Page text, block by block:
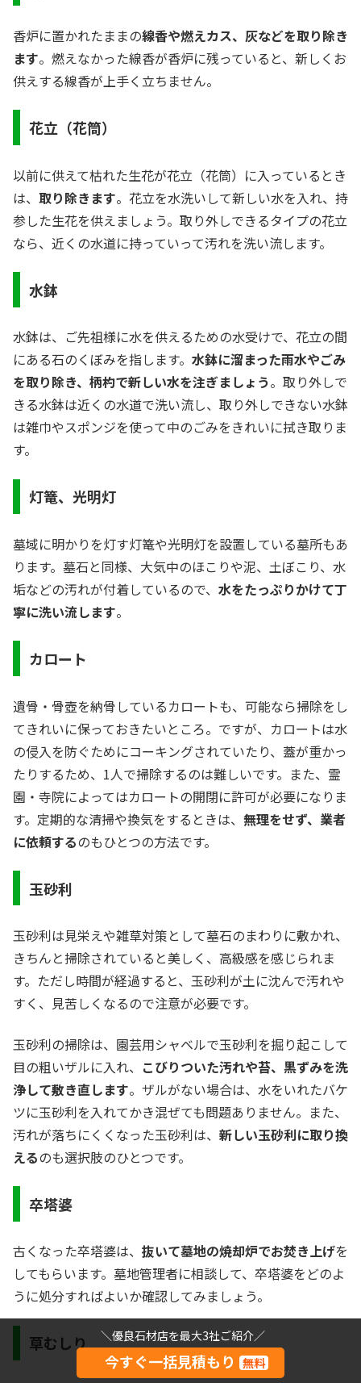
香炉に置かれたままの線香や燃えカス、灰などを取り除き
ます。燃えなかった線香が香炉に残っていると、新しくお
供えする線香が上手く立ちません。
花立（花筒）
以前に供えて枯れた生花が花立（花筒）に入っているとき
は、 取り除きます。花立を水洗いして新しい水を入れ、持
参した生花を供えましょう。取り外しできるタイプの花立
なら、近くの水道に持っていって汚れを洗い流します。
水鉢
水鉢は、ご先祖様に水を供えるための水受けで、花立の間
にある石のくぼみを指します。 水鉢に溜まった雨水やごみ
を取り除き、柄杓で新しい水を注ぎましょう。取り外しで
きる水鉢は近くの水道で洗い流し、取り外しできない水鉢
は雑巾やスポンジを使って中のごみをきれいに拭き取りま
す。
灯篭、光明灯
墓域に明かりを灯す灯篭や光明灯を設置している墓所もあ
ります。墓石と同様、大気中のほこりや泥、土ぼこり、水
垢などの汚れが付着しているので、 水をたっぷりかけて丁
寧に洗い流します。
カロート
遺骨・骨壺を納骨しているカロートも、可能なら掃除をし
てきれいに保っておきたいところ。ですが、カロートは水
の侵入を防ぐためにコーキングされていたり、蓋が重かっ
たりするため、1人で掃除するのは難しいです。また、霊
園・寺院によってはカロートの開閉に許可が必要になりま
す。定期的な清掃や換気をするときは、 無理をせず、業者
に依頼するのもひとつの方法です。
玉砂利
玉砂利は見栄えや雑草対策として墓石のまわりに敷かれ、
きちんと掃除されていると美しく、高級感を感じられま
す。ただし時間が経過すると、玉砂利が土に沈んで汚れや
すく、見苦しくなるので注意が必要です。
玉砂利の掃除は、園芸用シャベルで玉砂利を掘り起こして
目の粗いザルに入れ、 こびりついた汚れや苔、黒ずみを洗
浄して敷き直します。ザルがない場合は、水をいれたバケ
ツに玉砂利を入れてかき混ぜても問題ありません。また、
汚れが落ちにくくなった玉砂利は、 新しい玉砂利に取り換
えるのも選択肢のひとつです。
卒塔婆
古くなった卒塔婆は、 抜いて墓地の焼却炉でお焚き上げを
してもらいます。墓地管理者に相談して、卒塔婆をどのよ
うに処分すればよいか確認してみましょう。
草むしり ＼優良石材店を最大3社ご紹介／
今すぐ一括見積もり 無料